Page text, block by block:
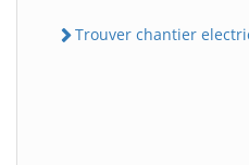
Trouver chantier